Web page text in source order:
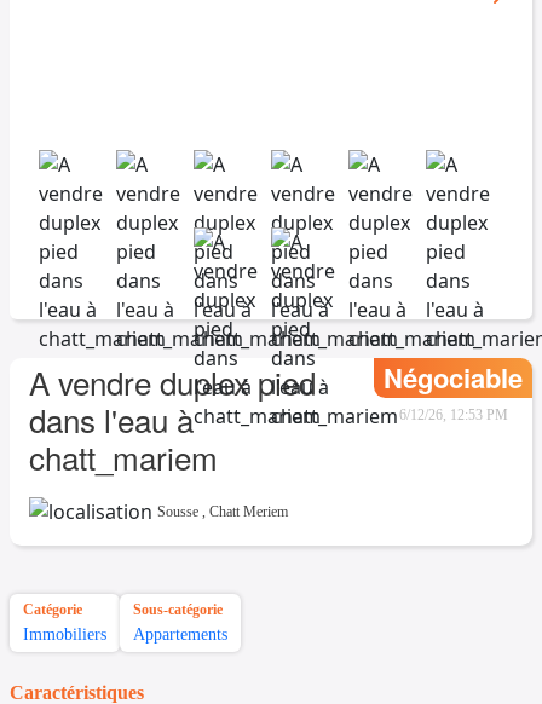
A vendre duplex pied
dans l'eau à
chatt_mariem
Négociable
6/12/26, 12:53 PM
Sousse , Chatt Meriem
Catégorie
Immobiliers
Sous-catégorie
Appartements
Caractéristiques